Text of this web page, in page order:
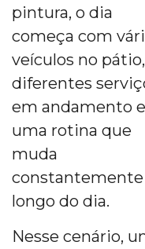
pintura, o dia
começa com
veículos no pátio,
diferentes
em andamento e
uma rotina que
muda
constantemente
longo do dia.
Nesse cenário,